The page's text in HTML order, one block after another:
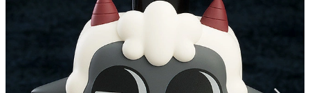
イニーP氏が徹底調査。
カテゴリ